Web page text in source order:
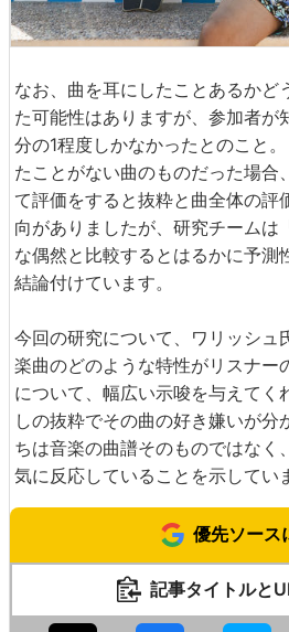
なお、曲を耳にしたことあるかど
た可能性はありますが、参加者が
分の1程度しかなかったとのこと
たことがない曲のものだった場合
て評価をすると抜粋と曲全体の評
向がありましたが、研究チームは
な偶然と比較するとはるかに予測
結論付けています。
今回の研究について、ワリッシュ
楽曲のどのような特性がリスナー
について、幅広い示唆を与えてく
しの抜粋でその曲の好き嫌いが分
ちは音楽の曲譜そのものではなく
気に反応していることを示してい
優先ソース
記事タイトルと